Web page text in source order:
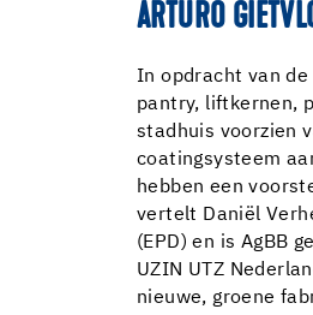
ARTURO
In opdracht van de
pantry, liftkernen,
stadhuis voorzien
coatingsysteem
hebben een
vertelt Daniël
(EPD) en is AgBB
UZIN UTZ
nieuwe, groene